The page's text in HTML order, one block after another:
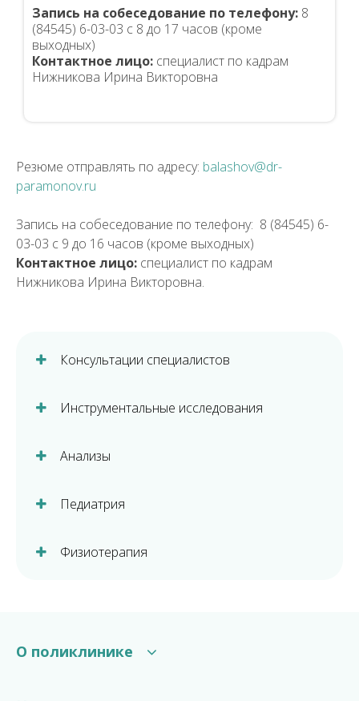
Запись на собеседование по телефону: 8
(84545) 6-03-03 с 8 до 17 часов (кроме
выходных)
Контактное лицо: специалист по кадрам
Нижникова Ирина Викторовна
Резюме отправлять по адресу: balashov@dr-
paramonov.ru
Запись на собеседование по телефону: 8 (84545) 6-
03-03 с 9 до 16 часов (кроме выходных)
Контактное лицо: специалист по кадрам
Нижникова Ирина Викторовна.
Консультации специалистов
Инструментальные исследования
Анализы
Педиатрия
Физиотерапия
О поликлинике